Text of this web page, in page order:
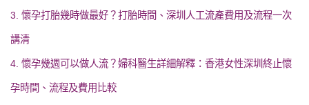
3. 懷孕打胎幾時做最好？打胎時間、深圳人工流產費用及流程一次
講清
4. 懷孕幾週可以做人流？婦科醫生詳細解釋：香港女性深圳終止懷
孕時間、流程及費用比較